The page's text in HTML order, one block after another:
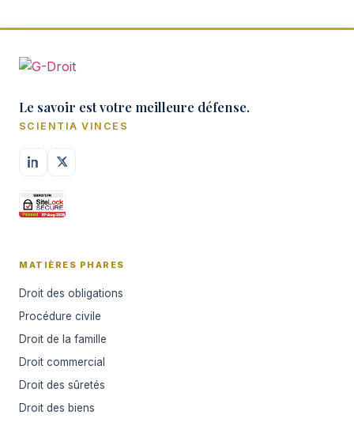
Le savoir est votre meilleure défense.
SCIENTIA VINCES
MATIÈRES PHARES
Droit des obligations
Procédure civile
Droit de la famille
Droit commercial
Droit des sûretés
Droit des biens